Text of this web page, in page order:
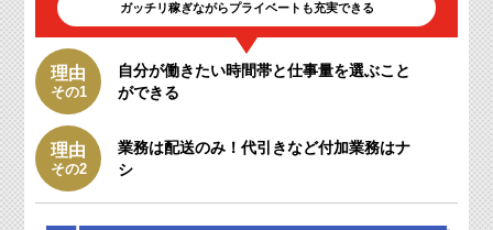
ガッチリ稼ぎながらプライベートも充実できる
理由
その1
自分が働きたい時間帯と仕事量を選ぶこと
ができる
理由
その2
業務は配送のみ！代引きなど付加業務はナ
シ